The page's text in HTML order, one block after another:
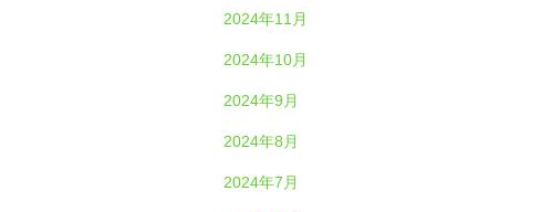
2024年11月
2024年10月
2024年9月
2024年8月
2024年7月